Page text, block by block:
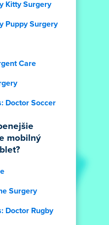
Kitty Surgery
Puppy Surgery
Care
Doctor Soccer
mobilný
Surgery
Doctor Rugby